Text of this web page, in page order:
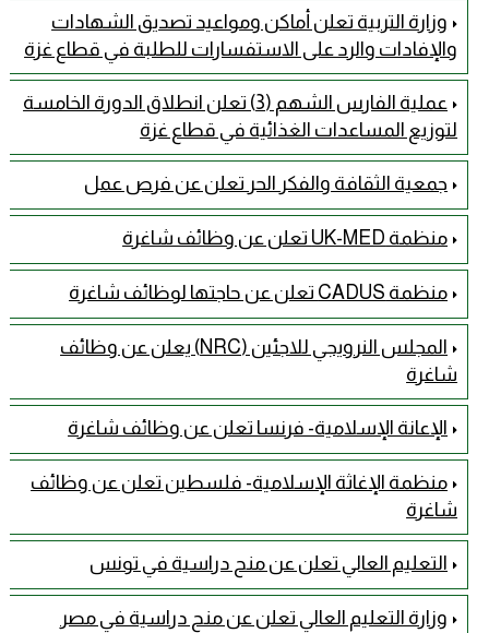
وزارة التربية تعلن أماكن ومواعيد تصديق الشهادات
والإفادات والرد على الاستفسارات للطلبة في قطاع غزة
عملية الفارس الشهم (3) تعلن انطلاق الدورة الخامسة
لتوزيع المساعدات الغذائية في قطاع غزة
جمعية الثقافة والفكر الحر تعلن عن فرص عمل
منظمة UK-MED تعلن عن وظائف شاغرة
منظمة CADUS تعلن عن حاجتها لوظائف شاغرة
المجلس النرويجي للاجئين (NRC) يعلن عن وظائف
شاغرة
الإعانة الإسلامية- فرنسا تعلن عن وظائف شاغرة
منظمة الإغاثة الإسلامية- فلسطين تعلن عن وظائف
شاغرة
التعليم العالي تعلن عن منح دراسية في تونس
وزارة التعليم العالي تعلن عن منح دراسية في مصر